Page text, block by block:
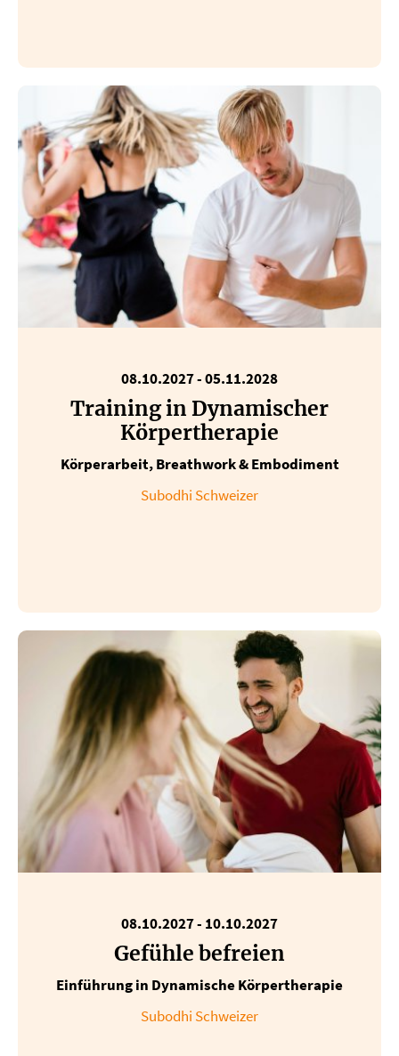
08.10.2027-05.11.2028
Training in Dynamischer
Körpertherapie
Körperarbeit, Breathwork & Embodiment
Subodhi Schweizer
08.10.2027- 10.10.2027
Gefühle befreien
Einführung in Dynamische Körpertherapie
Subodhi Schweizer